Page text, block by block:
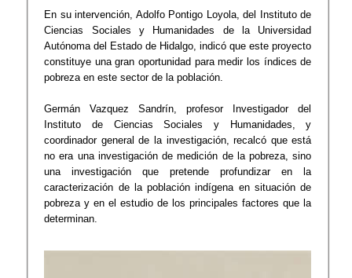
En su intervención, Adolfo Pontigo Loyola, del Instituto de
Ciencias Sociales y Humanidades de la Universidad
Autónoma del Estado de Hidalgo, indicó que este proyecto
constituye una gran oportunidad para medir los índices de
pobreza en este sector de la población.
Germán Vazquez Sandrín, profesor Investigador del
Instituto de Ciencias Sociales y Humanidades, y
coordinador general de la investigación, recalcó que está
no era una investigación de medición de la pobreza, sino
una investigación que pretende profundizar en la
caracterización de la población indígena en situación de
pobreza y en el estudio de los principales factores que la
determinan.